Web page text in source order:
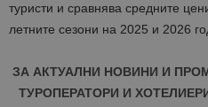
туристи и сравнява средните
летните сезони на 2025 и 2026
ЗА АКТУАЛНИ НОВИНИ И
ТУРОПЕРАТОРИ И